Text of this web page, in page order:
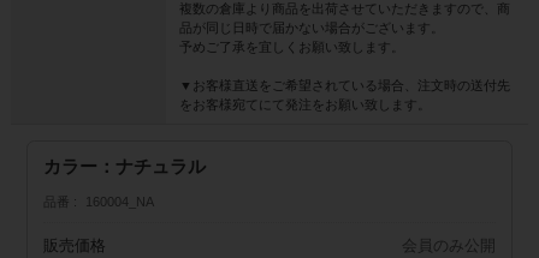
複数の倉庫より商品を出荷させていただきますので、商
品が同じ日時で届かない場合がございます。
予めご了承を宜しくお願い致します。
▼お客様直送をご希望されている場合、注文時の送付先
をお客様宛てにて発注をお願い致します。
カラー：ナチュラル
品番 160004_NA
販売価格 会員のみ公開